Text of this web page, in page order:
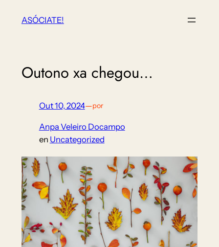
ASÓCIATE!
Outono xa chegou…
Out 10, 2024—por
Anpa Veleiro Docampo
en Uncategorized